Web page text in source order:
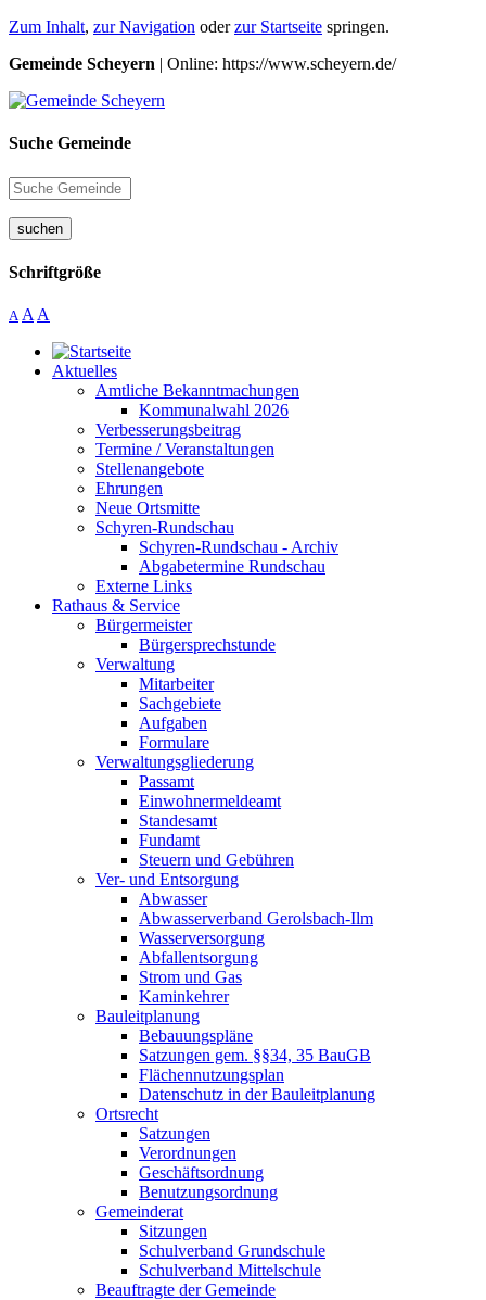
Zum Inhalt, zur Navigation oderzur Startseite springen.
Gemeinde Scheyern | Online: https://www.scheyern.de/
Suche Gemeinde
suchen
Schriftgröße
A A A
Aktuelles
Amtliche Bekanntmachungen
Kommunalwahl 2026
Verbesserungsbeitrag
Termine / Veranstaltungen
Stellenangebote
Ehrungen
Neue Ortsmitte
Schyren-Rundschau
Schyren-Rundschau - Archiv
Abgabetermine Rundschau
Externe Links
Rathaus & Service
Bürgermeister
Bürgersprechstunde
Verwaltung
Mitarbeiter
Sachgebiete
Aufgaben
Formulare
Verwaltungsgliederung
Passamt
Einwohnermeldeamt
Standesamt
Fundamt
Steuern und Gebühren
Ver- und Entsorgung
Abwasser
Abwasserverband Gerolsbach-Ilm
Wasserversorgung
Abfallentsorgung
Strom und Gas
Kaminkehrer
Bauleitplanung
Bebauungspläne
Satzungen gem. §§34, 35 BauGB
Flächennutzungsplan
Datenschutz in der Bauleitplanung
Ortsrecht
Satzungen
Verordnungen
Geschäftsordnung
Benutzungsordnung
Gemeinderat
Sitzungen
Schulverband Grundschule
Schulverband Mittelschule
Beauftragte der Gemeinde